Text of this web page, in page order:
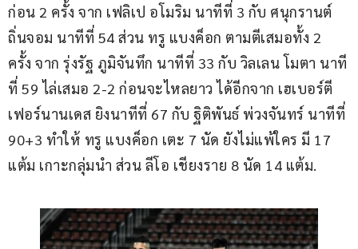
ก่อน 2 ครั้ง จาก เฟลิเป อโมริม นาทีที่ 3 กับ ศนุกรานต์
ถิ่นจอม นาทีที่ 54 ส่วน ทรู แบงค็อก ตามตีเสมอทั้ง 2
ครั้ง จาก รุ่งรัฐ ภูมิจันทึก นาทีที่ 33 กับ วิลเลน โมตา นาที
ที่ 59 ไล่เสมอ 2-2 ก่อนจะไหลยาว ได้อีกจาก เฮเบอร์ตี
เฟอร์นานเดส ยิงนาทีที่ 67 กับ ฐิติพันธ์ พ่วงจันทร์ นาทีที่
90+3 ทำให้ ทรู แบงค็อก เตะ 7 นัด ยังไม่แพ้ใคร มี 17
แต้ม เกาะกลุ่มนำ ส่วน ลีโอ เชียงราย 8 นัด 14 แต้ม.